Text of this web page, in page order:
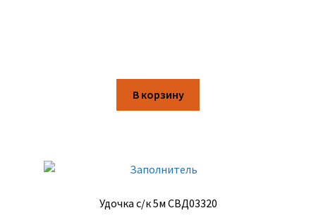
В корзину
Удочка с/к 5м СВД03320